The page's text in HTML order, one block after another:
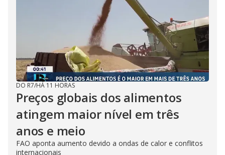
DO R7/HÁ 11 HORAS
Preços globais dos alimentos
atingem maior nível em três
anos e meio
FAO aponta aumento devido a ondas de calor e conflitos
internacionais